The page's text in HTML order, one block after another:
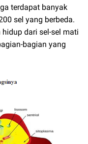
terdapat banyak
sel yang berbeda.
dari sel-sel mati
bagian yang